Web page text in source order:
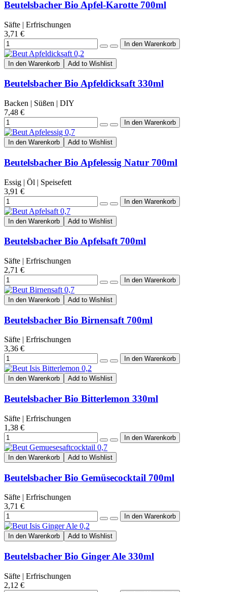
Beutelsbacher Bio Apfel-Karotte 700ml
Säfte | Erfrischungen
3,71 €
In den Warenkorb Add to Wishlist
Beutelsbacher Bio Apfeldicksaft 330ml
Backen | Süßen | DIY
7,48 €
In den Warenkorb Add to Wishlist
Beutelsbacher Bio Apfelessig Natur 700ml
Essig | Öl | Speisefett
3,91 €
In den Warenkorb Add to Wishlist
Beutelsbacher Bio Apfelsaft 700ml
Säfte | Erfrischungen
2,71 €
In den Warenkorb Add to Wishlist
Beutelsbacher Bio Birnensaft 700ml
Säfte | Erfrischungen
3,36 €
In den Warenkorb Add to Wishlist
Beutelsbacher Bio Bitterlemon 330ml
Säfte | Erfrischungen
1,38 €
In den Warenkorb Add to Wishlist
Beutelsbacher Bio Gemüsecocktail 700ml
Säfte | Erfrischungen
3,71 €
In den Warenkorb Add to Wishlist
Beutelsbacher Bio Ginger Ale 330ml
Säfte | Erfrischungen
2,12 €